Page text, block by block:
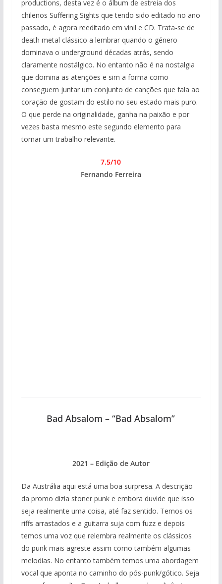
productions, desta vez é o álbum de estreia dos
chilenos Suffering Sights que tendo sido editado no ano
passado, é agora reeditado em vinil e CD. Trata-se de
death metal clássico a lembrar quando o género
dominava o underground décadas atrás, sendo
claramente nostálgico. No entanto não é na nostalgia
que domina as atenções e sim a forma como
conseguem juntar um conjunto de canções que fala ao
coração de gostam do estilo no seu estado mais puro.
O que perde na originalidade, ganha na paixão e por
vezes basta mesmo este segundo elemento para
tornar um trabalho relevante.
7.5/10
Fernando Ferreira
Bad Absalom – “Bad Absalom”
2021 – Edição de Autor
Da Austrália aqui está uma boa surpresa. A descrição
da promo dizia stoner punk e embora duvide que isso
seja realmente uma coisa, até faz sentido. Temos os
riffs arrastados e a guitarra suja com fuzz e depois
temos uma voz que relembra realmente os clássicos
do punk mais agreste assim como também algumas
melodias. No entanto também temos uma abordagem
vocal que aponta no caminho do pós-punk/gótico. Seja